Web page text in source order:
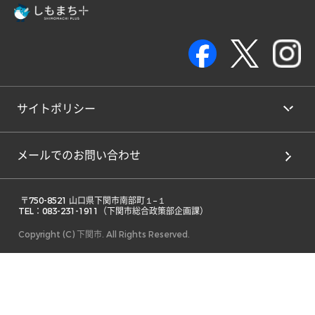
サイトポリシー
メールでのお問い合わせ
TEL：083-231-1911（下関市総合政策部企画課）
Copyright (C) 下関市. All Rights Reserved.